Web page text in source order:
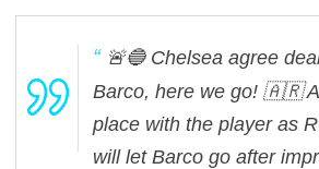
🚨🔵 Chelsea agree
Barco, here we go! 🇦🇷
place with the player as
will let Barco go after